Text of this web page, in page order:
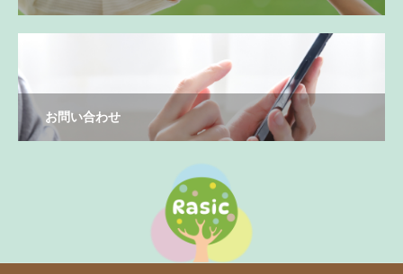
お問い合わせ